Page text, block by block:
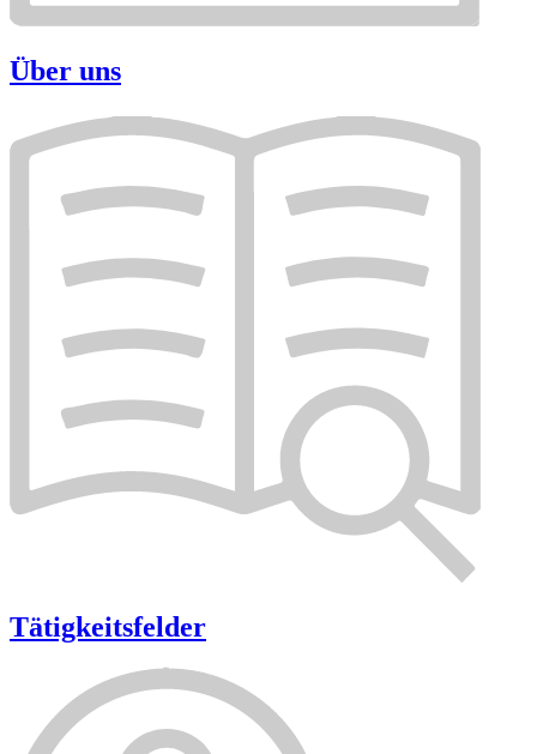
Über uns
Tätigkeitsfelder